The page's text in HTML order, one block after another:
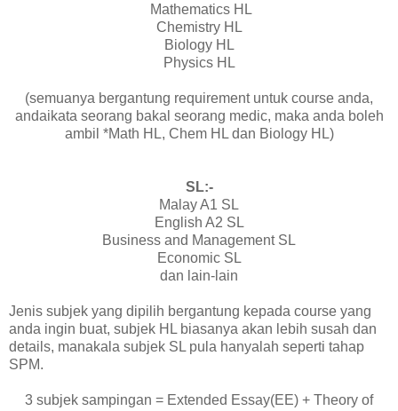
Mathematics HL
Chemistry HL
Biology HL
Physics HL
(semuanya bergantung requirement untuk course anda,
andaikata seorang bakal seorang medic, maka anda boleh
ambil *Math HL, Chem HL dan Biology HL)
SL:-
Malay A1 SL
English A2 SL
Business and Management SL
Economic SL
dan lain-lain
Jenis subjek yang dipilih bergantung kepada course yang
anda ingin buat, subjek HL biasanya akan lebih susah dan
details, manakala subjek SL pula hanyalah seperti tahap
SPM.
3 subjek sampingan = Extended Essay(EE) + Theory of